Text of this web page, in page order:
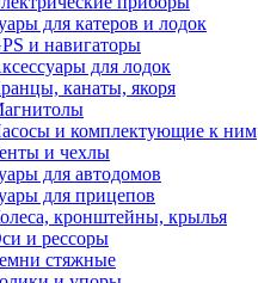
для катеров и лодок
и навигаторы
для лодок
канаты, якоря
и комплектующие к ним
и чехлы
для автодомов
для прицепов
кронштейны, крылья
и рессоры
стяжные